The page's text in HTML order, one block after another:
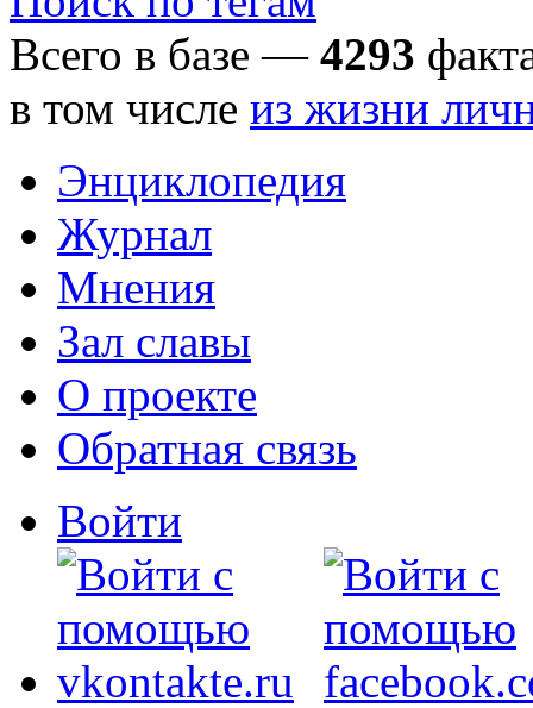
Всего в базе — 4293
в том числе из жизни
Энциклопедия
Журнал
Мнения
Зал славы
О проекте
Обратная связь
Войти